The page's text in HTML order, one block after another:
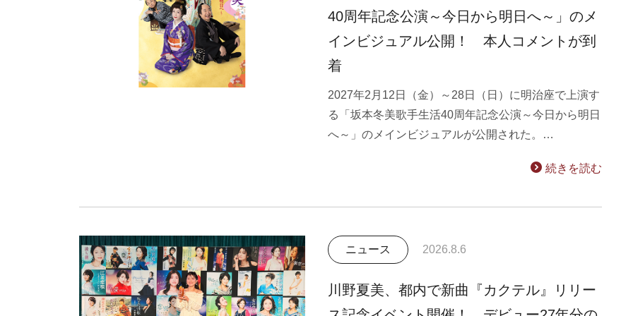
40周年記念公演～今日から明日へ～」のメ
インビジュアル公開！ 本人コメントが到
着
2027年2月12日（金）～28日（日）に明治座で上演す
る「坂本冬美歌手生活40周年記念公演～今日から明日
へ～」のメインビジュアルが公開された。…
続きを読む
ニュース 2026.8.6
川野夏美、都内で新曲『カクテル』リリー